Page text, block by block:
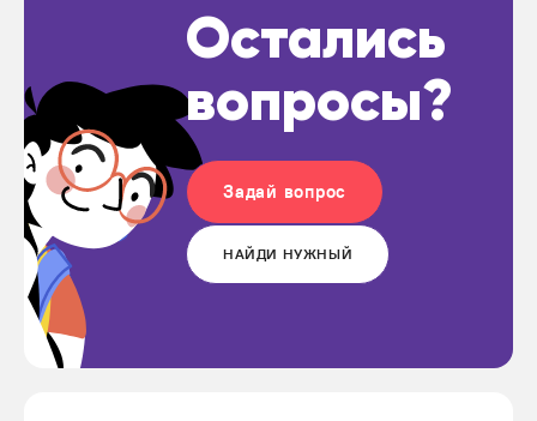
Остались
вопросы?
Задай вопрос
НАЙДИ НУЖНЫЙ